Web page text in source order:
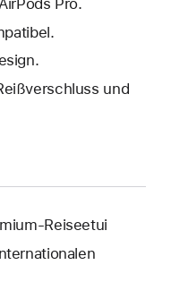
und
Reiseetui